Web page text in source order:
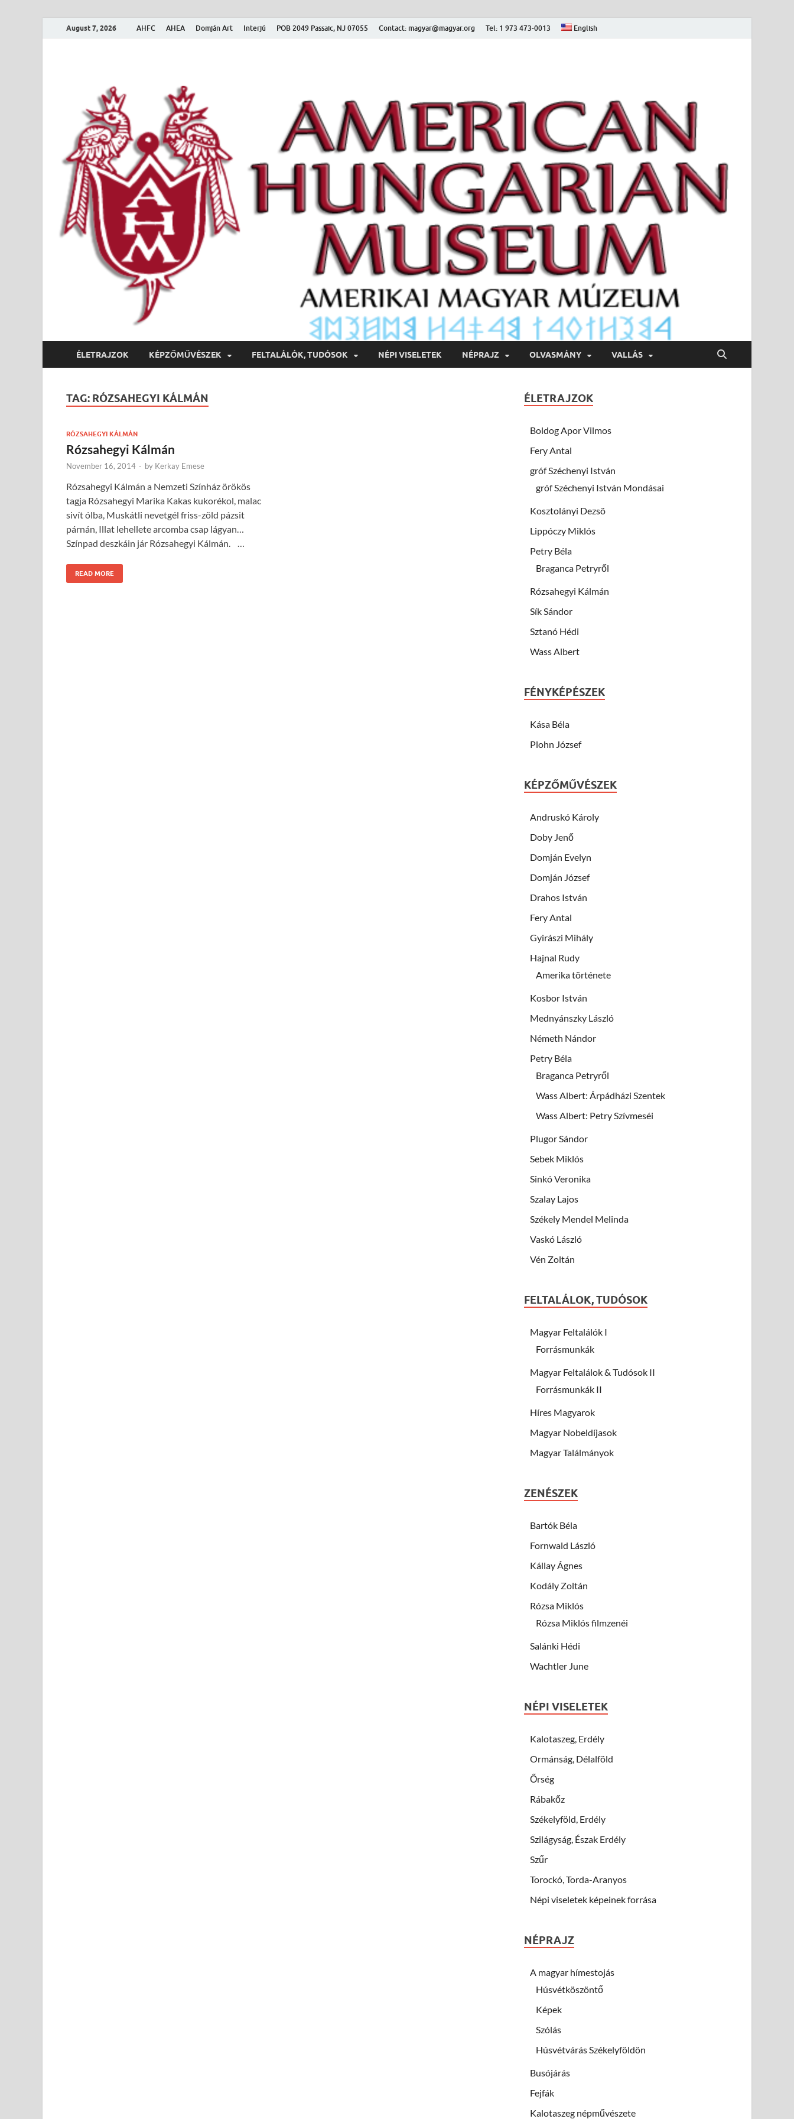
August 7, 2026 AHFC AHEA Domján Art Interjú POB 2049 Passaic, NJ 07055 Contact: magyar@magyar.org Tel: 1 973 473-0013 English
Amerikai Magyar Múzeum
ÉLETRAJZOK KÉPZŐMŰVÉSZEK FELTALÁLÓK, TUDÓSOK NÉPI VISELETEK NÉPRAJZ OLVASMÁNY VALLÁS
TAG: RÓZSAHEGYI KÁLMÁN
RÓZSAHEGYI KÁLMÁN
Rózsahegyi Kálmán
November 16, 2014 - by Kerkay Emese
Rózsahegyi Kálmán a Nemzeti Színház örökös
tagja Rózsahegyi Marika Kakas kukorékol, malac
sivít ólba, Muskátli nevetgél friss-zöld pázsit
párnán, Illat lehellete arcomba csap lágyan…
Színpad deszkáin jár Rózsahegyi Kálmán. …
READ MORE
ÉLETRAJZOK
Boldog Apor Vilmos
Fery Antal
gróf Széchenyi István
gróf Széchenyi István Mondásai
Kosztolányi Dezsö
Lippóczy Miklós
Petry Béla
Braganca Petryről
Rózsahegyi Kálmán
Sík Sándor
Sztanó Hédi
Wass Albert
FÉNYKÉPÉSZEK
Kása Béla
Plohn József
KÉPZŐMŰVÉSZEK
Andruskó Károly
Doby Jenő
Domján Evelyn
Domján József
Drahos István
Fery Antal
Gyirászi Mihály
Hajnal Rudy
Amerika története
Kosbor István
Mednyánszky László
Németh Nándor
Petry Béla
Braganca Petryről
Wass Albert: Árpádházi Szentek
Wass Albert: Petry Szívmeséi
Plugor Sándor
Sebek Miklós
Sinkó Veronika
Szalay Lajos
Székely Mendel Melinda
Vaskó László
Vén Zoltán
FELTALÁLOK, TUDÓSOK
Magyar Feltalálók I
Forrásmunkák
Magyar Feltalálok & Tudósok II
Forrásmunkák II
Híres Magyarok
Magyar Nobeldíjasok
Magyar Találmányok
ZENÉSZEK
Bartók Béla
Fornwald László
Kállay Ágnes
Kodály Zoltán
Rózsa Miklós
Rózsa Miklós filmzenéi
Salánki Hédi
Wachtler June
NÉPI VISELETEK
Kalotaszeg, Erdély
Ormánság, Délalföld
Őrség
Rábakőz
Székelyföld, Erdély
Szilágyság, Észak Erdély
Szűr
Torockó, Torda-Aranyos
Népi viseletek képeinek forrása
NÉPRAJZ
A magyar hímestojás
Húsvétköszöntő
Képek
Szólás
Húsvétvárás Székelyföldön
Busójárás
Fejfák
Kalotaszeg népművészete